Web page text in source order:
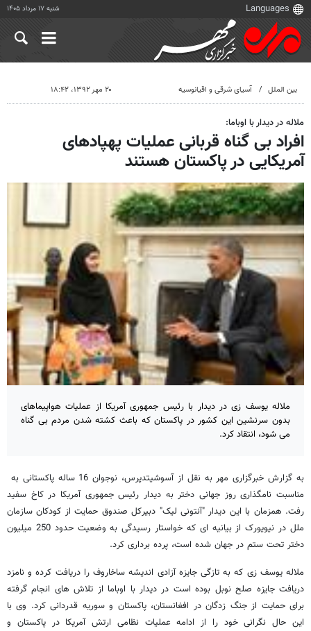
شنبه ۱۷ مرداد ۱۴۰۵
بین الملل آسیای شرقی و اقیانوسیه ۲۰ مهر ۱۳۹۲، ۱۸:۴۲
ملاله در دیدار با اوباما:
افراد بی گناه قربانی عملیات پهپادهای
آمریکایی در پاکستان هستند
ملاله یوسف زی در دیدار با رئیس جمهوری آمریکا از عملیات هواپیماهای
بدون سرنشین این کشور در پاکستان که باعث کشته شدن مردم بی گناه
می شود، انتقاد کرد.
به گزارش خبرگزاری مهر به نقل از آسوشیتدپرس، نوجوان 16 ساله پاکستانی به
مناسبت نامگذاری روز جهانی دختر به دیدار رئیس جمهوری آمریکا در کاخ سفید
رفت. همزمان با این دیدار "آنتونی لیک" دبیرکل صندوق حمایت از کودکان سازمان
ملل در نیویورک از بیانیه ای که خواستار رسیدگی به وضعیت حدود 250 میلیون
دختر تحت ستم در جهان شده است، پرده برداری کرد.
ملاله یوسف زی که به تازگی جایزه آزادی اندیشه ساخاروف را دریافت کرده و نامزد
دریافت جایزه صلح نوبل بوده است در دیدار با اوباما از تلاش های انجام گرفته
برای حمایت از جنگ زدگان در افغانستان، پاکستان و سوریه قدردانی کرد. وی با
این حال نگرانی خود را از ادامه عملیات نظامی ارتش آمریکا در پاکستان و